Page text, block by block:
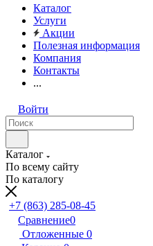
Каталог
Услуги
Акции
Полезная информация
Компания
Контакты
...
Войти
Каталог
По всему сайту
По каталогу
+7 (863) 285-08-45
Сравнение0
Отложенные 0